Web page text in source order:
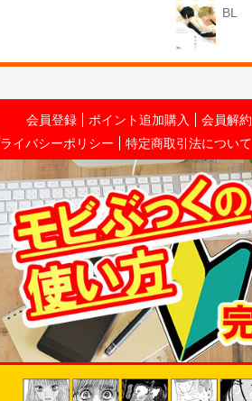
BL
会員登録 ポイント追加購入 会員解約
イバシーポリシー 特定商取引法について